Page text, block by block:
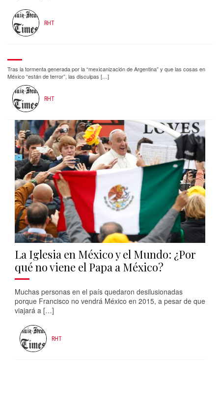
RHT
Tras la tormenta generada por la “mexicanización de Argentina” y que las cosas en
México “están de terror”, las disculpas […]
RHT
La Iglesia en México y el Mundo: ¿Por
qué no viene el Papa a México?
Muchas personas en el país quedaron desilusionadas
porque Francisco no vendrá México en 2015, a pesar de que
viajará a […]
RHT